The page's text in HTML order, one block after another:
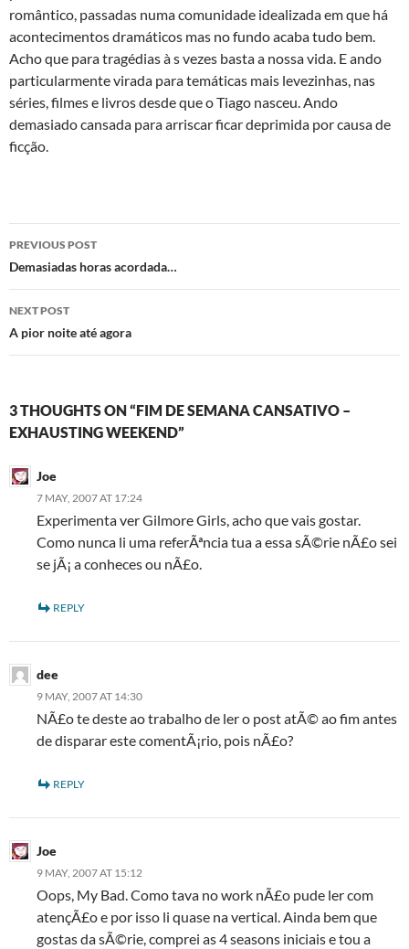
romântico, passadas numa comunidade idealizada em que há
acontecimentos dramáticos mas no fundo acaba tudo bem.
Acho que para tragédias à s vezes basta a nossa vida. E ando
particularmente virada para temáticas mais levezinhas, nas
séries, filmes e livros desde que o Tiago nasceu. Ando
demasiado cansada para arriscar ficar deprimida por causa de
ficção.
Post
navigation
PREVIOUS POST
Demasiadas horas acordada…
NEXT POST
A pior noite até agora
3 THOUGHTS ON “FIM DE SEMANA CANSATIVO –
EXHAUSTING WEEKEND”
Joe
7 MAY, 2007 AT 17:24
Experimenta ver Gilmore Girls, acho que vais gostar.
Como nunca li uma referÃªncia tua a essa sÃ©rie nÃ£o sei
se jÃ¡ a conheces ou nÃ£o.
REPLY
dee
9 MAY, 2007 AT 14:30
NÃ£o te deste ao trabalho de ler o post atÃ© ao fim antes
de disparar este comentÃ¡rio, pois nÃ£o?
REPLY
Joe
9 MAY, 2007 AT 15:12
Oops, My Bad. Como tava no work nÃ£o pude ler com
atençÃ£o e por isso li quase na vertical. Ainda bem que
gostas da sÃ©rie, comprei as 4 seasons iniciais e tou a